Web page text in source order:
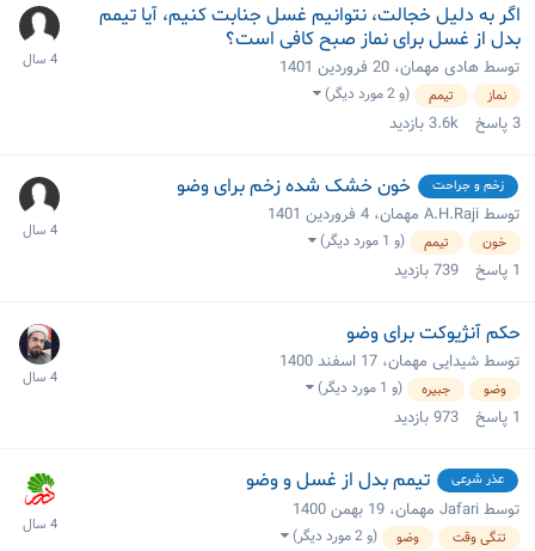
اگر به دلیل خجالت، نتوانیم غسل جنابت کنیم، آیا تیمم
بدل از غسل برای نماز صبح کافی است؟
توسط هادی مهمان، 20 فروردین 1401
نماز تیمم (و 2 مورد دیگر)
3پاسخ 3.6kبازدید
زخم و جراحت خون خشک شده زخم برای وضو
توسط A.H.Raji مهمان، 4 فروردین 1401
خون تیمم (و 1 مورد دیگر)
1 پاسخ 739بازدید
حکم آنژیوکت برای وضو
توسط شیدایی مهمان، 17 اسفند 1400
وضو جبیره (و 1 مورد دیگر)
1 پاسخ 973بازدید
عذر شرعی تیمم بدل از غسل و وضو
توسط Jafari مهمان، 19 بهمن 1400
تنگی وقت وضو (و 2 مورد دیگر)